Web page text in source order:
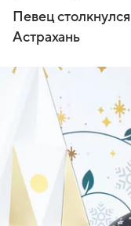
Певец
Астрахань